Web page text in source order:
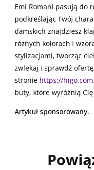
Emi Romani pasują do
podkreślając Twój
damskich znajdziesz
różnych kolorach i
stylizacjami, tworząc
zwlekaj i sprawdź
stronie https://
buty, które wyróżnią
Artykuł sponsorowany.